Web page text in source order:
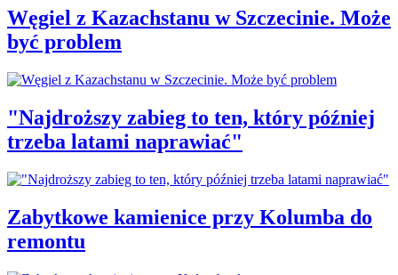
Węgiel z Kazachstanu w Szczecinie. Może
być problem
"Najdroższy zabieg to ten, który później
trzeba latami naprawiać"
Zabytkowe kamienice przy Kolumba do
remontu